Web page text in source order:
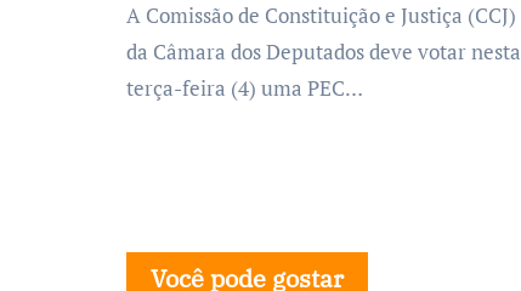
A Comissão de Constituição e Justiça (CCJ)
da Câmara dos Deputados deve votar nesta
terça-feira (4) uma PEC…
Você pode gostar